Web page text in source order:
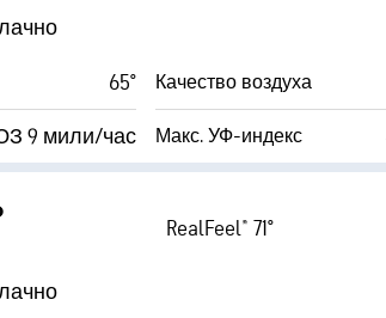
65°
9 мили/час
Качество воздуха
Макс. УФ-индекс
AccuLumen Brightness
Облачность
RealFeel® 71°